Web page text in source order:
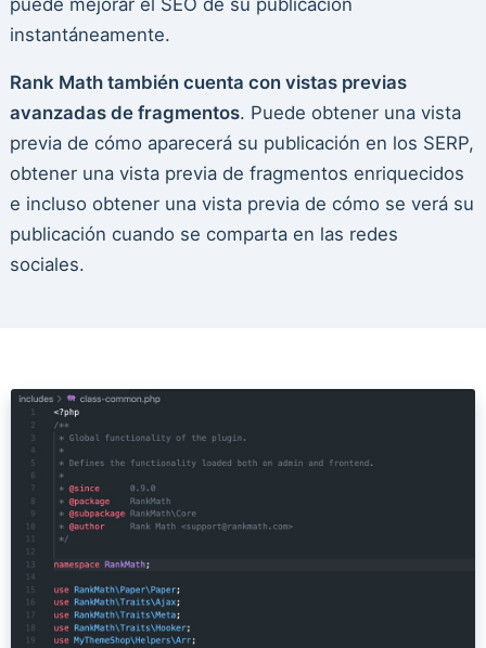
instantáneamente.
Rank Math también cuenta con vistas previas
avanzadas de fragmentos. Puede obtener una vista
previa de cómo aparecerá su publicación en los SERP,
obtener una vista previa de fragmentos enriquecidos
e incluso obtener una vista previa de cómo se verá su
publicación cuando se comparta en las redes
sociales.